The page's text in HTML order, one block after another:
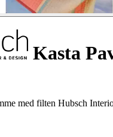
Kasta
med filten Hubsch